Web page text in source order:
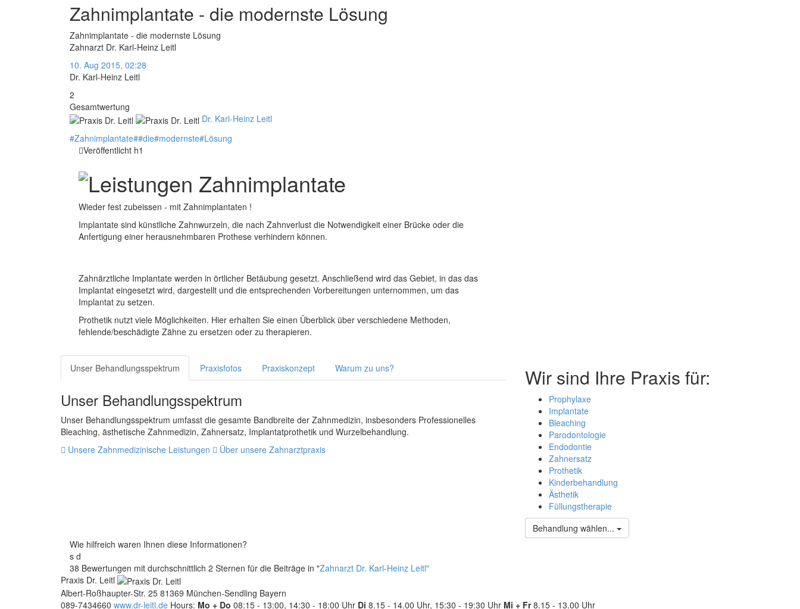
Zahnimplantate - die modernste Lösung
Zahnimplantate - die modernste Lösung
Zahnarzt Dr. Karl-Heinz Leitl
10. Aug 2015, 02:28
Dr. Karl-Heinz Leitl
2
Gesamtwertung
Dr. Karl-Heinz Leitl
#Zahnimplantate##die#modernste#Lösung
Veröffentlicht h1
Wieder fest zubeissen - mit Zahnimplantaten !
Implantate sind künstliche Zahnwurzeln, die nach Zahnverlust die Notwendigkeit einer Brücke oder die
Anfertigung einer herausnehmbaren Prothese verhindern können.
Zahnärztliche Implantate werden in örtlicher Betäubung gesetzt. Anschließend wird das Gebiet, in das das
Implantat eingesetzt wird, dargestellt und die entsprechenden Vorbereitungen unternommen, um das
Implantat zu setzen.
Prothetik nutzt viele Möglichkeiten. Hier erhalten Sie einen Überblick über verschiedene Methoden,
fehlende/beschädigte Zähne zu ersetzen oder zu therapieren.
Unser Behandlungsspektrum Praxisfotos Praxiskonzept Warum zu uns?
Unser Behandlungsspektrum
Unser Behandlungsspektrum umfasst die gesamte Bandbreite der Zahnmedizin, insbesonders Professionelles
Bleaching, ästhetische Zahnmedizin, Zahnersatz, Implantatprothetik und Wurzelbehandlung.
Unsere Zahnmedizinische Leistungen
Über unsere Zahnarztpraxis
Wir sind Ihre Praxis für:
Prophylaxe
Implantate
Bleaching
Parodontologie
Endodontie
Zahnersatz
Prothetik
Kinderbehandlung
Ästhetik
Füllungstherapie
Behandlung wählen...
Wie hilfreich waren Ihnen diese Informationen?
s d
38 Bewertungen mit durchschnittlich 2 Sternen für die Beiträge in "Zahnarzt Dr. Karl-Heinz Leitl"
Praxis Dr. Leitl
Albert-Roßhaupter-Str. 25 81369 München-Sendling Bayern
089-7434660 www.dr-leitl.de Hours: Mo + Do 08:15 - 13:00, 14:30 - 18:00 Uhr Di 8.15 - 14.00 Uhr, 15:30 - 19:30 Uhr Mi + Fr8.15 - 13.00 Uhr